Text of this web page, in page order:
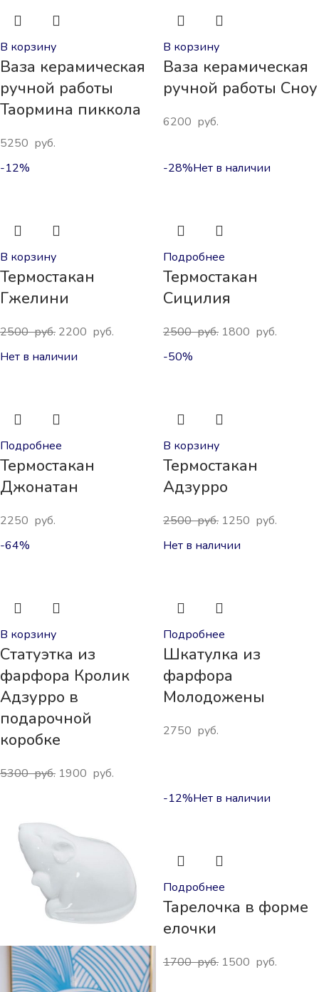
В корзину
Ваза керамическая
ручной работы
Таормина пиккола
5250 руб.
В корзину
Ваза керамическая
ручной работы Сноу
6200 руб.
-12%
В корзину
Термостакан
Гжелини
2500руб. 2200 руб.
-28%Нет в наличии
Подробнее
Термостакан
Сицилия
2500руб. 1800 руб.
Нет в наличии
Подробнее
Термостакан
Джонатан
2250 руб.
-50%
В корзину
Термостакан
Адзурро
2500руб. 1250 руб.
-64%
В корзину
Статуэтка из
фарфора Кролик
Адзурро в
подарочной
коробке
5300руб. 1900 руб.
Нет в наличии
Подробнее
Шкатулка из
фарфора
Молодожены
2750 руб.
-12%Нет в наличии
Подробнее
Тарелочка в форме
елочки
1700руб. 1500 руб.